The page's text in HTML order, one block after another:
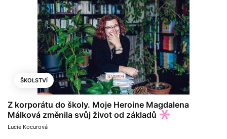
ŠKOLSTVÍ
Z korporátu do školy. Moje Heroine Magdalena
Málková změnila svůj život od základů
Lucie Kocurová